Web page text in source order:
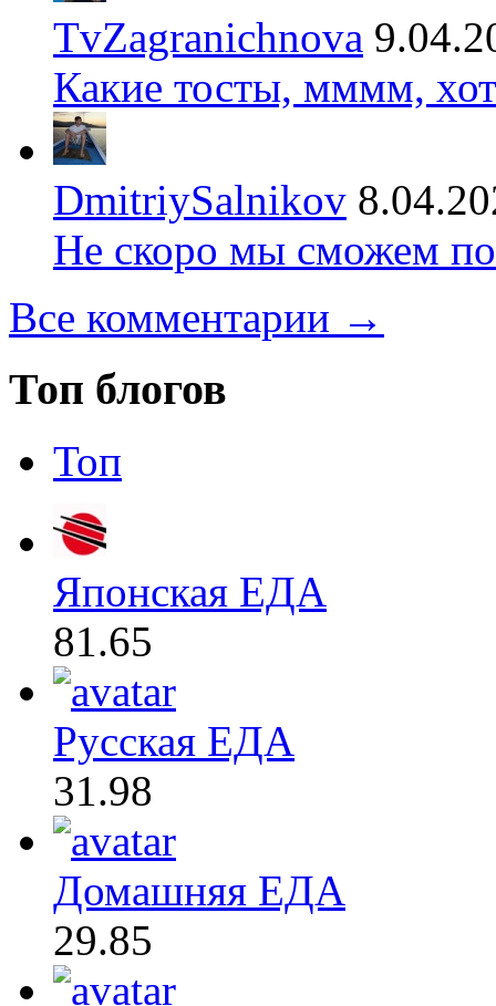
TvZagranichnova
Какие тосты, мммм,
DmitriySalnikov
Не скоро мы сможем
Все комментарии →
Топ блогов
Топ
Японская ЕДА
81.65
Русская ЕДА
31.98
Домашняя ЕДА
29.85